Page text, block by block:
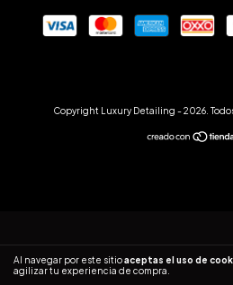
Al navegar por este sitioaceptas el uso de
agilizar tu experiencia de compra.
Copyright Luxury Detailing - 2026.